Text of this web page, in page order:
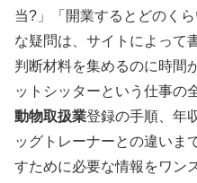
当?」「開業するとどのく
な疑問は、サイトによって
判断材料を集めるのに時間
ットシッターという仕事の
動物取扱業登録の手順、年
ッグトレーナーとの違いま
すために必要な情報をワン